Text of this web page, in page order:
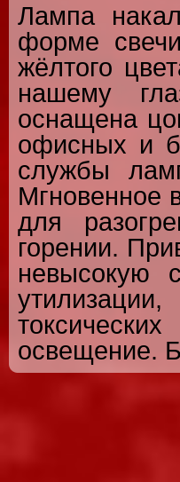
Лампа
форме
жёлтого
нашему
оснащена
офисных и
службы
Мгновенное
для
горении.
невысокую
освещение.